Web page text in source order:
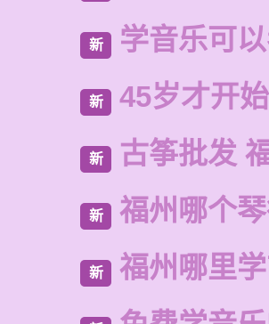
新 学音乐可
新 45岁才开
新 古筝批发
新 福州哪个
新 福州哪里